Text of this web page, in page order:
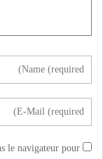
le navigateur pour